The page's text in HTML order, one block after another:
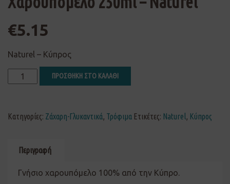
€5.15
Naturel – Κύπρος
ΠΡΟΣΘΗΚΗ ΣΤΟ ΚΑΛΑΘΙ
Κατηγορίες: Ζάχαρη-Γλυκαντικά, Τρόφιμα Ετικέτες: Naturel, Κύπρος
Περιγραφή
Γνήσιο χαρουπόμελο 100% από την Κύπρο.